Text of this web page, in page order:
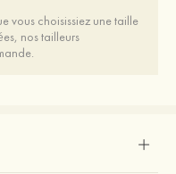
vous choisissiez une taille
nos tailleurs